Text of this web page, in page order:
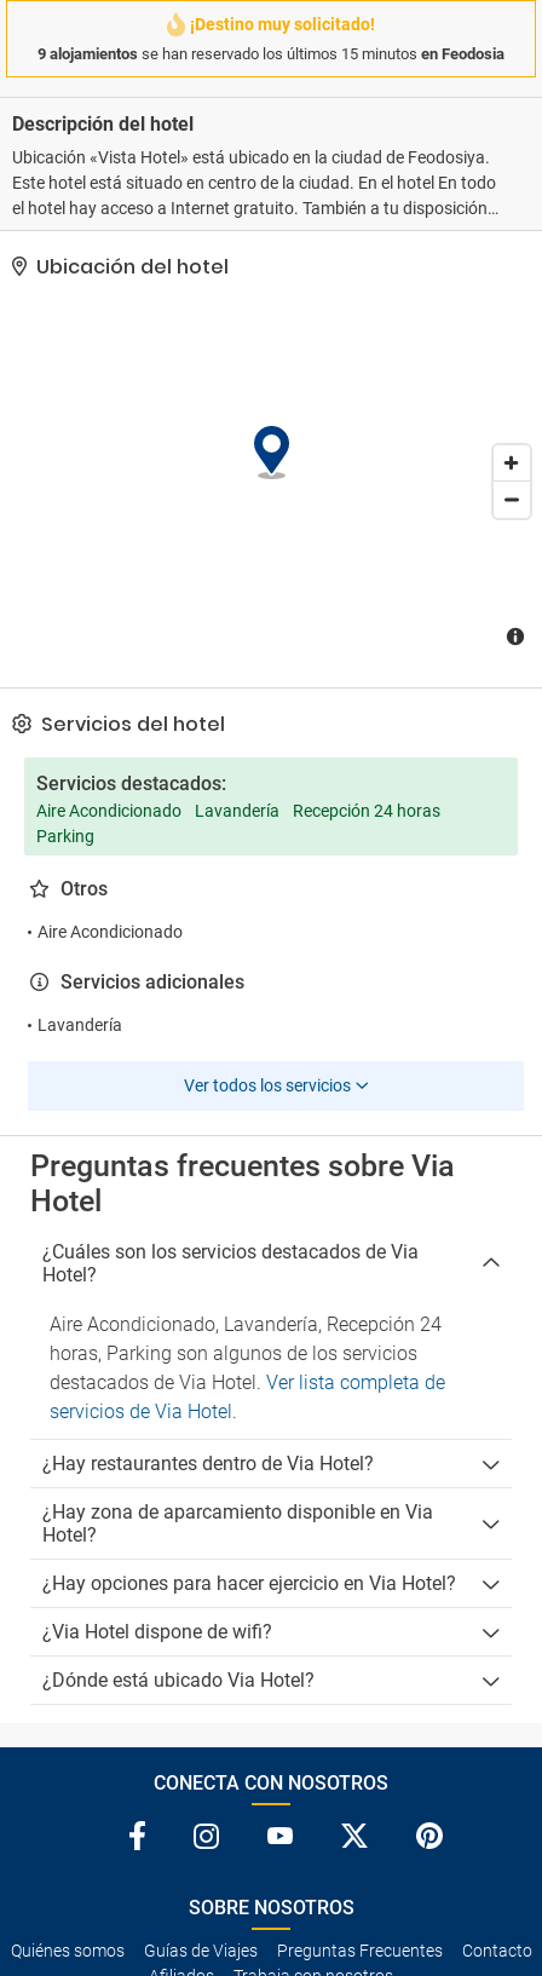
¡Destino muy solicitado!
9 alojamientos se han reservado los últimos 15 minutos en Feodosia
Descripción del hotel
Ubicación «Vista Hotel» está ubicado en la ciudad de Feodosiya.
Este hotel está situado en centro de la ciudad. En el hotel En todo
el hotel hay acceso a Internet gratuito. También a tu disposición
está el aparcamiento. Aparte de eso, los clientes pueden pedir el
servicio de traslado desde y hasta el aeropuerto. En el hotel hay
Ubicación del hotel
Servicios del hotel
Servicios destacados:
Aire Acondicionado Lavandería
Recepción 24 horas
Parking
Otros
Aire Acondicionado
Servicios adicionales
Lavandería
Ver todos los servicios
Preguntas frecuentes sobre Via
Hotel
¿Cuáles son los servicios destacados de Via
Hotel?
Aire Acondicionado, Lavandería, Recepción 24
horas, Parking son algunos de los servicios
destacados de Via Hotel. Ver lista completa de
servicios de Via Hotel.
¿Hay restaurantes dentro de Via Hotel?
¿Hay zona de aparcamiento disponible en Via
Hotel?
¿Hay opciones para hacer ejercicio en Via Hotel?
¿Via Hotel dispone de wifi?
¿Dónde está ubicado Via Hotel?
CONECTA CON NOSOTROS
SOBRE NOSOTROS
Quiénes somos Guías de Viajes Preguntas Frecuentes
Contacto